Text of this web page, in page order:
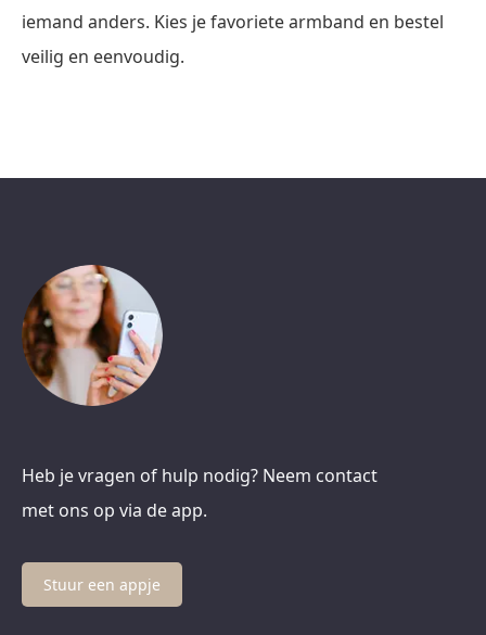
iemand anders. Kies je favoriete armband en bestel
veilig en eenvoudig.
Heb je vragen of hulp nodig? Neem contact
met ons op via de app.
Stuur een appje